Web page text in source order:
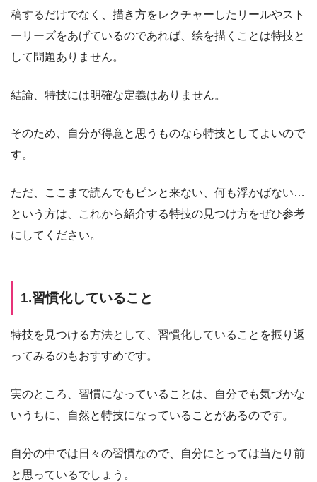
稿するだけでなく、描き方をレクチャーしたリールやスト
ーリーズをあげているのであれば、絵を描くことは特技と
して問題ありません。
結論、特技には明確な定義はありません。
そのため、自分が得意と思うものなら特技としてよいので
す。
ただ、ここまで読んでもピンと来ない、何も浮かばない…
という方は、これから紹介する特技の見つけ方をぜひ参考
にしてください。
1.習慣化していること
特技を見つける方法として、習慣化していることを振り返
ってみるのもおすすめです。
実のところ、習慣になっていることは、自分でも気づかな
いうちに、自然と特技になっていることがあるのです。
自分の中では日々の習慣なので、自分にとっては当たり前
と思っているでしょう。